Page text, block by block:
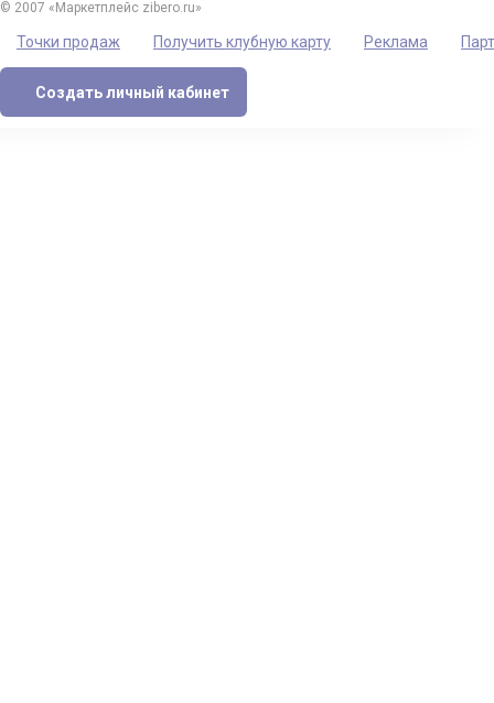
© 2007 «Маркетплейс zibero.ru»
Точки продаж Получить клубную карту Реклама
Создать личный кабинет